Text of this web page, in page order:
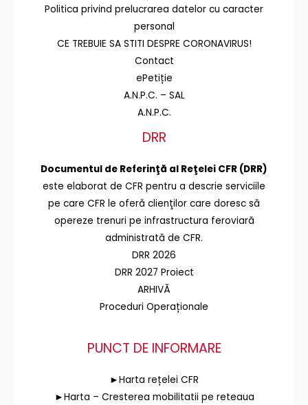
Politica privind prelucrarea datelor cu caracter
personal
CE TREBUIE SA STITI DESPRE CORONAVIRUS!
Contact
ePetiție
A.N.P.C. – SAL
A.N.P.C.
DRR
Documentul de Referinţă al Reţelei CFR (DRR)
este elaborat de CFR pentru a descrie serviciile
pe care CFR le oferă clienţilor care doresc să
opereze trenuri pe infrastructura feroviară
administrată de CFR.
DRR 2026
DRR 2027 Proiect
ARHIVĂ
Proceduri Operaționale
PUNCT DE INFORMARE
►Harta rețelei CFR
►Harta – Cresterea mobilitatii pe reteaua